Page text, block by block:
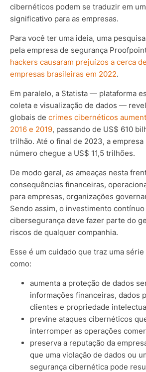
cibernéticos podem se traduzir em
significativo para as empresas.
Para você ter uma ideia, uma
pela empresa de segurança
hackers causaram prejuízos a cerca
empresas brasileiras em 2022.
Em paralelo, a Statista — plataforma
coleta e visualização de dados —
globais de crimes cibernéticos
2016 e 2019, passando de US$ 610
trilhão. Até o final de 2023, a
número chegue a US$ 11,5 trilhões.
De modo geral, as ameaças nesta
consequências financeiras,
para empresas, organizações
Sendo assim, o investimento contínuo
cibersegurança deve fazer parte do
riscos de qualquer companhia.
Esse é um cuidado que traz uma
como:
aumenta a proteção de dados
informações financeiras, dados
clientes e propriedade
previne ataques cibernéticos
interromper as operações
preserva a reputação da
que uma violação de dados ou
segurança cibernética pode